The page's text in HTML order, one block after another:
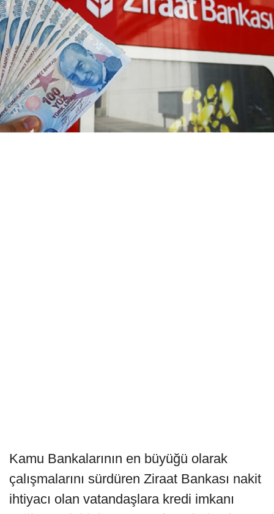
Kamu Bankalarının en büyüğü olarak
çalışmalarını sürdüren Ziraat Bankası nakit
ihtiyacı olan vatandaşlara kredi imkanı